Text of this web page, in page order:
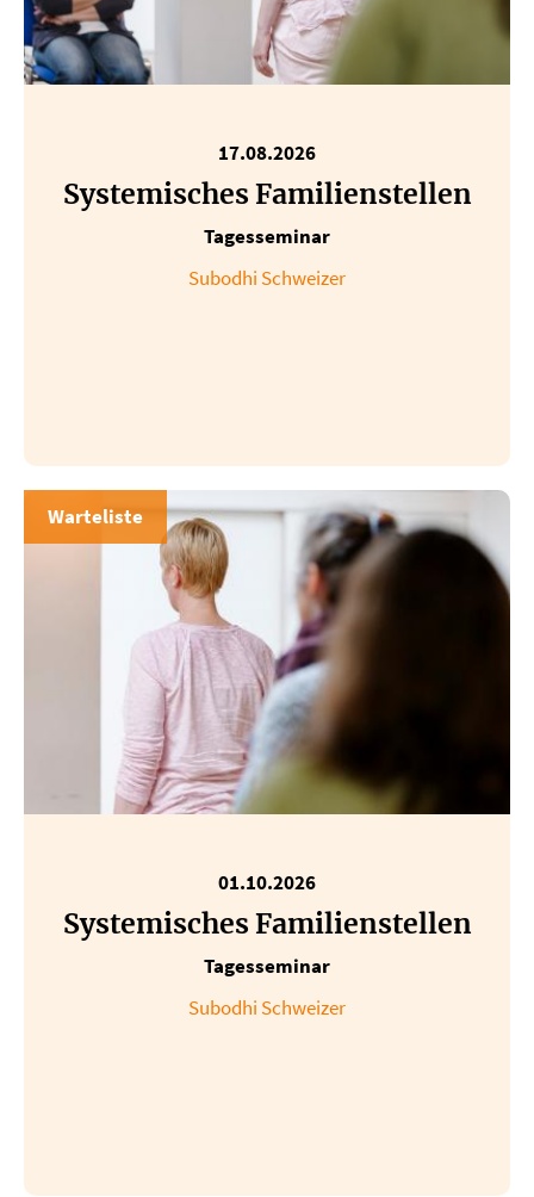
17.08.2026
Systemisches Familienstellen
Tagesseminar
Subodhi Schweizer
Warteliste
01.10.2026
Systemisches Familienstellen
Tagesseminar
Subodhi Schweizer